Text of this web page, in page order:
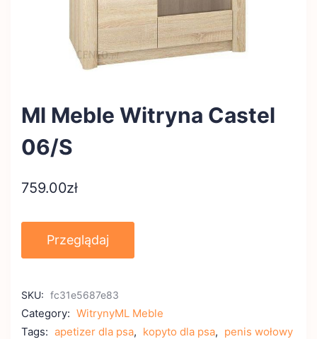
Ml Meble Witryna Castel
06/S
759.00zł
Przeglądaj
SKU: fc31e5687e83
Category: WitrynyML Meble
Tags: apetizer dla psa, kopyto dla psa, penis wołowy